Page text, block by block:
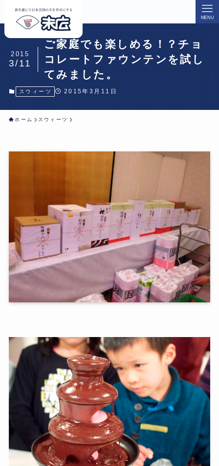
MENU
ご家庭でも楽しめる！？チョ
コレートファウンテンを試し
てみました。
2015
3/11
スウィーツ 2015年3月11日
ホーム スウィーツ